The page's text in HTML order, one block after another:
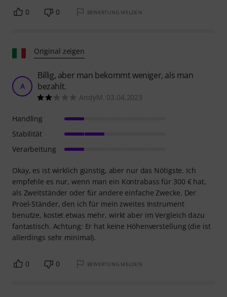
0 0 BEWERTUNG MELDEN
Original zeigen
A
Billig, aber man bekommt weniger, als man
bezahlt.
AndyM. 03.04.2023
Okay, es ist wirklich günstig, aber nur das Nötigste. Ich
empfehle es nur, wenn man ein Kontrabass für 300 € hat,
als Zweitständer oder für andere einfache Zwecke. Der
Proel-Ständer, den ich für mein zweites Instrument
benutze, kostet etwas mehr, wirkt aber im Vergleich dazu
fantastisch. Achtung: Er hat keine Höhenverstellung (die ist
allerdings sehr minimal).
Handling
Stabilität
Verarbeitung
0 0 BEWERTUNG MELDEN